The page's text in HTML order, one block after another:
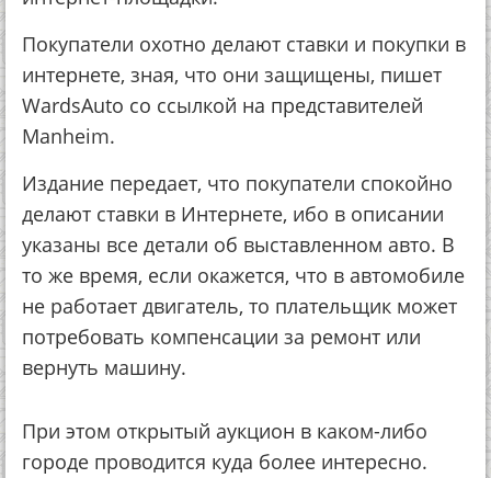
Покупатели охотно делают ставки и покупки в
интернете, зная, что они защищены, пишет
WardsAuto со ссылкой на представителей
Manheim.
Издание передает, что покупатели спокойно
делают ставки в Интернете, ибо в описании
указаны все детали об выставленном авто. В
то же время, если окажется, что в автомобиле
не работает двигатель, то плательщик может
потребовать компенсации за ремонт или
вернуть машину.
При этом открытый аукцион в каком-либо
городе проводится куда более интересно.